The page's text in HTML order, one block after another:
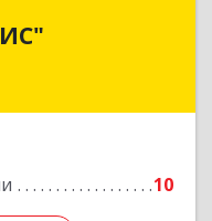
10
Славянский р-н,
Подробнее